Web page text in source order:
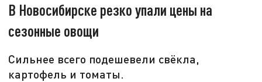
В Новосибирске резко упали цены на
сезонные овощи
Сильнее всего подешевели свёкла,
картофель и томаты.